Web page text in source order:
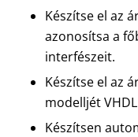
Készítse el az
azonosítsa a
interfészeit.
Készítse el az
modelljét
Készítsen